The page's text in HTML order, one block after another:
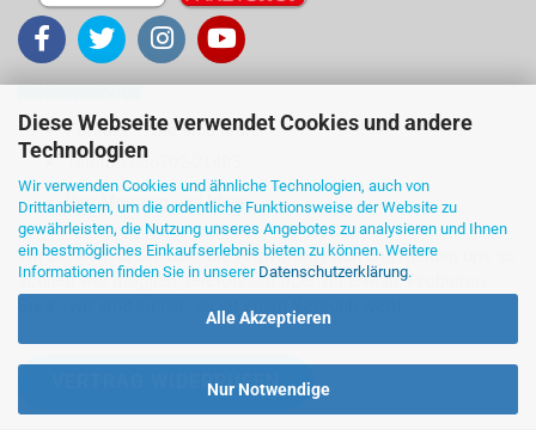
Diese Webseite verwendet Cookies und andere
Technologien
Wir verwenden Cookies und ähnliche Technologien, auch von
Drittanbietern, um die ordentliche Funktionsweise der Website zu
gewährleisten, die Nutzung unseres Angebotes zu analysieren und Ihnen
ein bestmögliches Einkaufserlebnis bieten zu können. Weitere
Informationen finden Sie in unserer Datenschutzerklärung.
Alle Akzeptieren
Nur Notwendige
Kontakt ... Sie sind dran!
Telefon 036702-21485
Ihre Meinung und Ideen
Wir denken für Sie über die Antworten nach und melden uns so
schnell wie möglich, telefonisch oder via E-Mail. Probieren
Sie's - wir sind sicher: es ist einen Versuch wert!
VERTRAG WIDERRUFEN